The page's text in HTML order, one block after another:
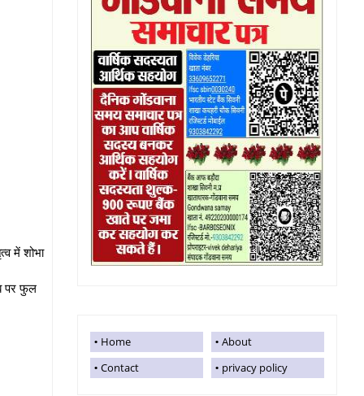
में शोभा
पर फुल
Home
About
Contact
privacy policy